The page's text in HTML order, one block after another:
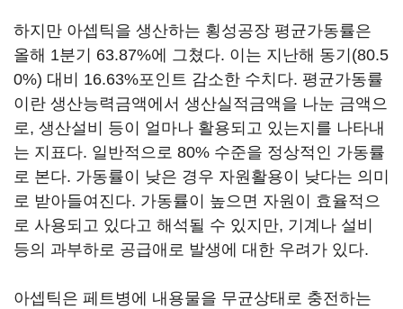
하지만 아셉틱을 생산하는 횡성공장 평균가동률은
올해 1분기 63.87%에 그쳤다. 이는 지난해 동기(80.5
0%) 대비 16.63%포인트 감소한 수치다. 평균가동률
이란 생산능력금액에서 생산실적금액을 나눈 금액으
로, 생산설비 등이 얼마나 활용되고 있는지를 나타내
는 지표다. 일반적으로 80% 수준을 정상적인 가동률
로 본다. 가동률이 낮은 경우 자원활용이 낮다는 의미
로 받아들여진다. 가동률이 높으면 자원이 효율적으
로 사용되고 있다고 해석될 수 있지만, 기계나 설비
등의 과부하로 공급애로 발생에 대한 우려가 있다.
아셉틱은 페트병에 내용물을 무균상태로 충전하는